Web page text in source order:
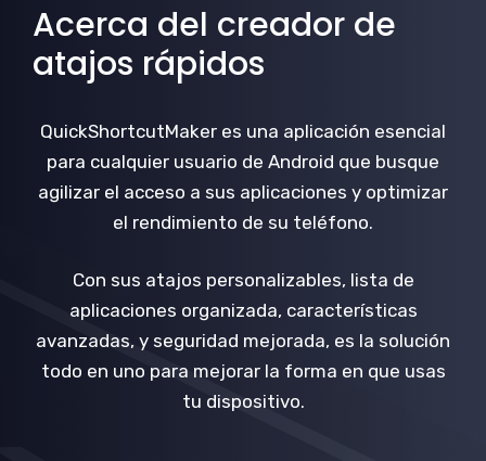
Acerca del creador de
atajos rápidos
QuickShortcutMaker es una aplicación esencial
para cualquier usuario de Android que busque
agilizar el acceso a sus aplicaciones y optimizar
el rendimiento de su teléfono.
Con sus atajos personalizables, lista de
aplicaciones organizada, características
avanzadas, y seguridad mejorada, es la solución
todo en uno para mejorar la forma en que usas
tu dispositivo.